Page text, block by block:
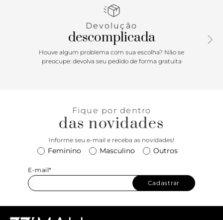
Devolução
descomplicada
Houve algum problema com sua escolha? Não se
preocupe: devolva seu pedido de forma gratuita
Fique por dentro
das novidades
Informe seu e-mail e receba as novidades!
Feminino Masculino Outros
E-mail*
Cadastrar